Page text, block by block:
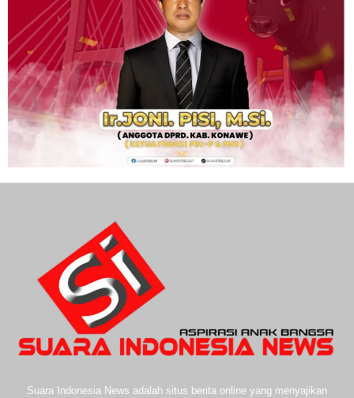
Suara Indonesia News adalah situs berita online yang menyajikan